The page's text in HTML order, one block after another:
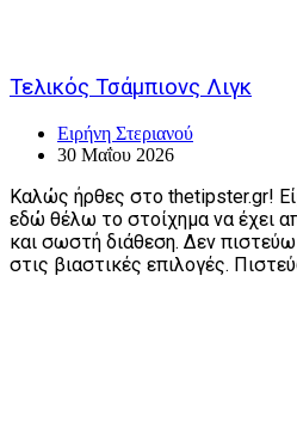
Τελικός Τσάμπιονς Λιγκ
Ειρήνη Στεριανού
30 Μαΐου 2026
Καλώς ήρθες στο thetipster.gr!
εδώ θέλω το στοίχημα να έχει
και σωστή διάθεση. Δεν
στις βιαστικές επιλογές.